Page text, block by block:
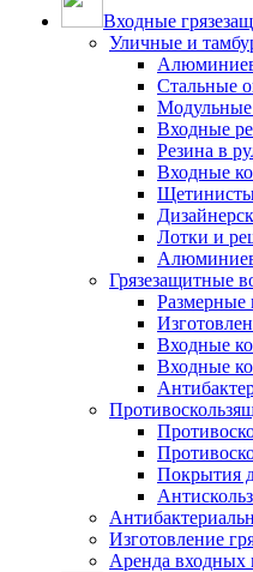
Входные
Уличные и
Стальные
Входные
Резина в
Входные
Лотки и
Грязезащитные
Размерные
Входные
Входные
Покрытия
Изготовление
Аренда входных